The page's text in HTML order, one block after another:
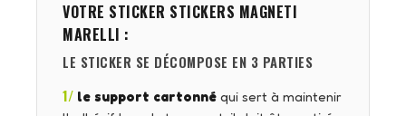
VOTRE STICKER STICKERS MAGNETI
MARELLI :
LE STICKER SE DÉCOMPOSE EN 3 PARTIES
1/ le support cartonné qui sert à maintenir